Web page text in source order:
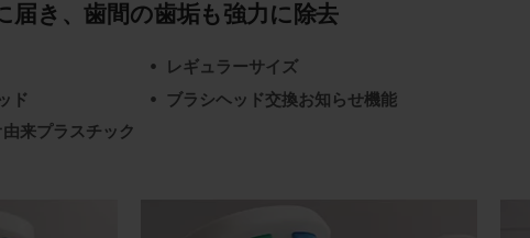
届き、歯間の歯垢も強力に除去
レギュラーサイズ
ド
ブラシヘッド交換お知らせ機能
来プラスチック